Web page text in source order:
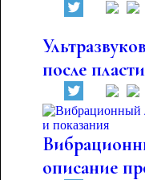
после
описание